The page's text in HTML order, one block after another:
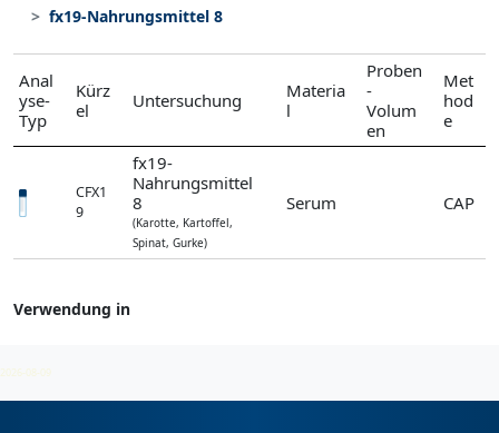
fx19-Nahrungsmittel 8
Anal
yse-
Typ
Kürz
el
Untersuchung
Materia
l
Proben
-
Volum
en
Met
hod
e
CFX1
9
fx19-
Nahrungsmittel
8
(Karotte, Kartoffel,
Spinat, Gurke)
Serum CAP
Verwendung in
2026-08-09